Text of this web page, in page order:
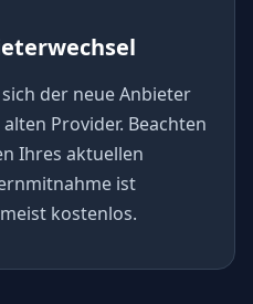
der neue Anbieter
Provider. Beachten
Ihres aktuellen
ist
kostenlos.